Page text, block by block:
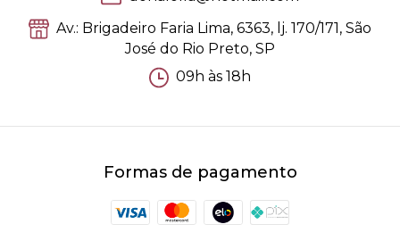
Av.: Brigadeiro Faria Lima, 6363, lj. 170/171, São
José do Rio Preto, SP
09h às 18h
Formas de pagamento